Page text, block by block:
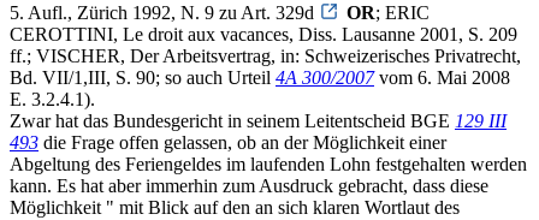
5. Aufl., Zürich 1992, N. 9 zu Art. 329d
OR; ERIC
CEROTTINI, Le droit aux vacances, Diss. Lausanne 2001, S. 209
ff.; VISCHER, Der Arbeitsvertrag, in: Schweizerisches Privatrecht,
Bd. VII/1,III, S. 90; so auch Urteil 4A 300/2007vom 6. Mai 2008
E. 3.2.4.1).
Zwar hat das Bundesgericht in seinem Leitentscheid BGE 129 III
493 die Frage offen gelassen, ob an der Möglichkeit einer
Abgeltung des Feriengeldes im laufenden Lohn festgehalten werden
kann. Es hat aber immerhin zum Ausdruck gebracht, dass diese
Möglichkeit " mit Blick auf den an sich klaren Wortlaut des